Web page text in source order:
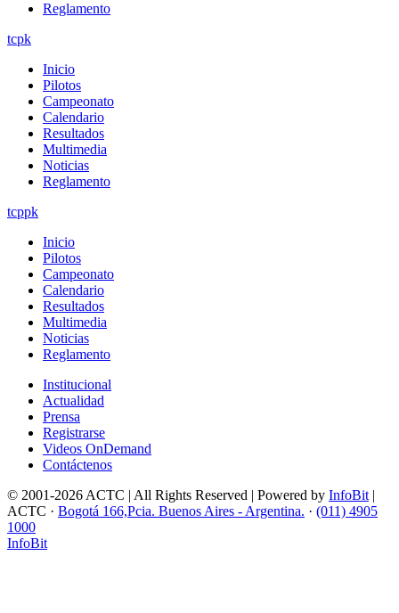
Reglamento
tcpk
Inicio
Pilotos
Campeonato
Calendario
Resultados
Multimedia
Noticias
Reglamento
tcppk
Inicio
Pilotos
Campeonato
Calendario
Resultados
Multimedia
Noticias
Reglamento
Institucional
Actualidad
Prensa
Registrarse
Videos OnDemand
Contáctenos
© 2001-2026 ACTC | All Rights Reserved | Powered by InfoBit |
ACTC · Bogotá 166,Pcia. Buenos Aires - Argentina. · (011) 4905
1000
InfoBit